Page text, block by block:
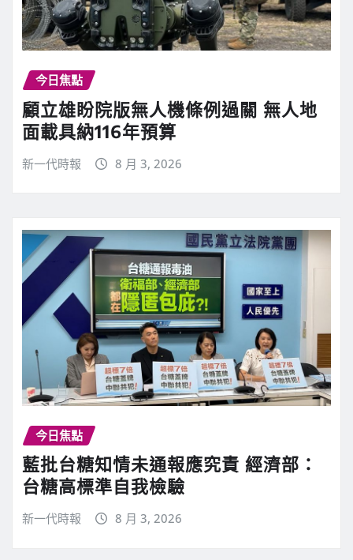
今日焦點
顧立雄盼院版無人機條例過關 無人地
面載具納116年預算
新一代時報 8 月 3, 2026
今日焦點
藍批台糖知情未通報應究責 經濟部：
台糖高標準自我檢驗
新一代時報 8 月 3, 2026